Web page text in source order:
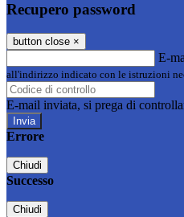
Recupero password
button close ×
E-
all'indirizzo indicato con le istruzioni
E-mail inviata, si prega di
Errore
Chiudi
Successo
Chiudi